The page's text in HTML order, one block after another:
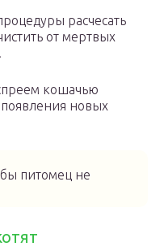
расчесать
от мертвых
кошачью
новых
питомец не